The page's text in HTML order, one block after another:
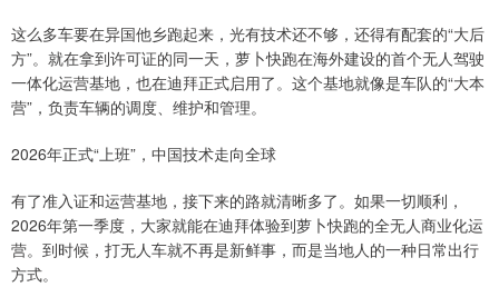
这么多车要在异国他乡跑起来，光有技术还不够，还得有配套的“大后
方”。就在拿到许可证的同一天，萝卜快跑在海外建设的首个无人驾驶
一体化运营基地，也在迪拜正式启用了。这个基地就像是车队的“大本
营”，负责车辆的调度、维护和管理。
2026年正式“上班”，中国技术走向全球
有了准入证和运营基地，接下来的路就清晰多了。如果一切顺利，
2026年第一季度，大家就能在迪拜体验到萝卜快跑的全无人商业化运
营。到时候，打无人车就不再是新鲜事，而是当地人的一种日常出行
方式。